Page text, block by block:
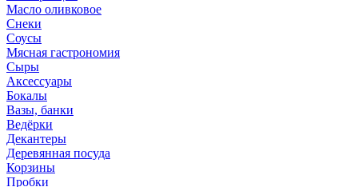
Масло оливковое
Снеки
Соусы
Мясная гастрономия
Сыры
Аксессуары
Бокалы
Вазы, банки
Ведёрки
Декантеры
Деревянная посуда
Корзины
Пробки